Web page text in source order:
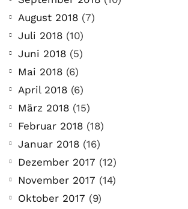
August 2018 (7)
Juli 2018 (10)
Juni 2018 (5)
Mai 2018 (6)
April 2018 (6)
März 2018 (15)
Februar 2018 (18)
Januar 2018 (16)
Dezember 2017 (12)
November 2017 (14)
Oktober 2017 (9)